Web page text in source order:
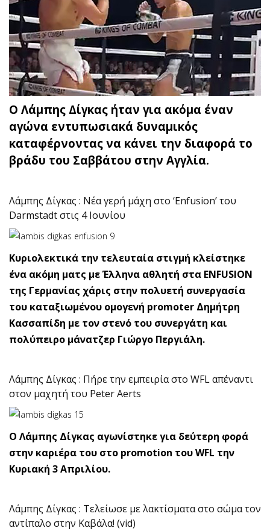
Ο Λάμπης Δίγκας ήταν για ακόμα έναν
αγώνα εντυπωσιακά δυναμικός
καταφέρνοντας να κάνει την διαφορά το
βράδυ του Σαββάτου στην Αγγλία.
Λάμπης Δίγκας : Νέα γερή μάχη στο ‘Enfusion’ του
Darmstadt στις 4 Ιουνίου
Κυριολεκτικά την τελευταία στιγμή κλείστηκε
ένα ακόμη ματς με Έλληνα αθλητή στα ENFUSION
της Γερμανίας χάρις στην πολυετή συνεργασία
του καταξιωμένου ομογενή promoter Δημήτρη
Κασσαπίδη με τον στενό του συνεργάτη και
πολύπειρο μάνατζερ Γιώργο Περγιάλη.
Λάμπης Δίγκας : Πήρε την εμπειρία στο WFL απέναντι
στον μαχητή του Peter Aerts
O Λάμπης Δίγκας αγωνίστηκε για δεύτερη φορά
στην καριέρα του στο promotion του WFL την
Κυριακή 3 Απριλίου.
Λάμπης Δίγκας : Τελείωσε με λακτίσματα στο σώμα τον
αντίπαλο στην Καβάλα! (vid)